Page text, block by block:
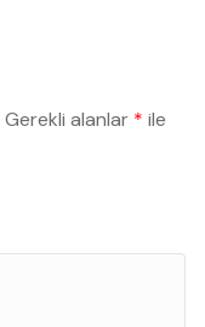
Gerekli alanlar * ile